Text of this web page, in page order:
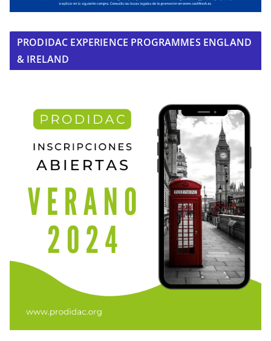
PRODIDAC EXPERIENCE PROGRAMMES ENGLAND
& IRELAND